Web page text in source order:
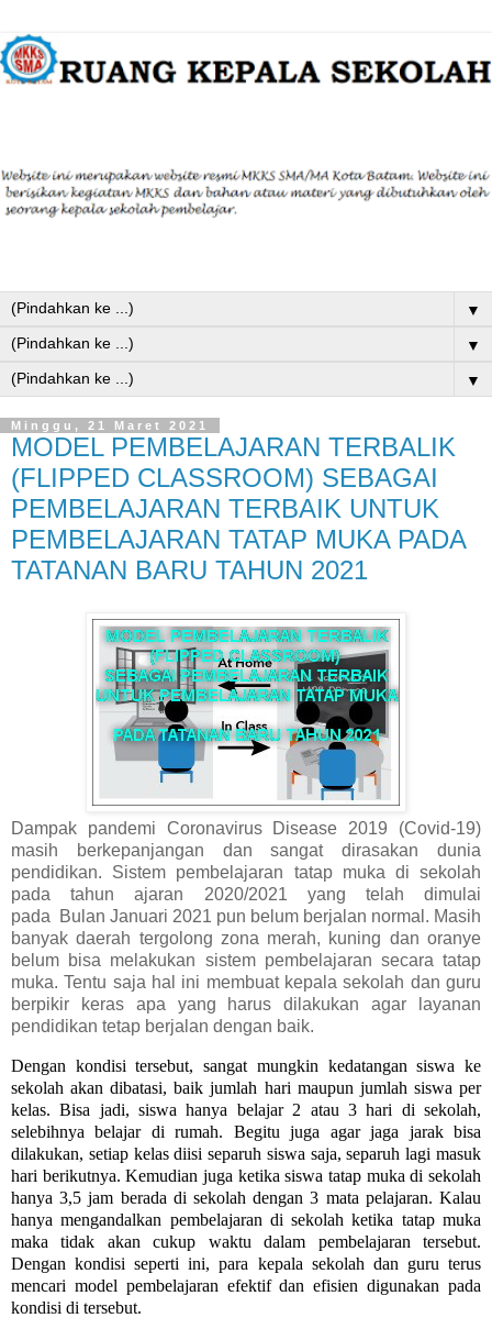
▼
▼
▼
Minggu, 21 Maret 2021
MODEL PEMBELAJARAN TERBALIK
(FLIPPED CLASSROOM) SEBAGAI
PEMBELAJARAN TERBAIK UNTUK
PEMBELAJARAN TATAP MUKA PADA
TATANAN BARU TAHUN 2021
Dampak pandemi Coronavirus Disease 2019 (Covid-19)
masih berkepanjangan dan sangat dirasakan dunia
pendidikan. Sistem pembelajaran tatap muka di sekolah
pada tahun ajaran 2020/2021 yang telah dimulai
pada
Bulan Januari 2021 pun belum berjalan normal. Masih
banyak daerah tergolong zona merah, kuning dan oranye
belum bisa melakukan sistem pembelajaran secara tatap
muka. Tentu saja hal ini membuat kepala sekolah dan guru
berpikir keras apa yang harus dilakukan agar layanan
pendidikan tetap berjalan dengan baik.
Dengan kondisi tersebut, sangat mungkin kedatangan siswa ke
sekolah akan dibatasi, baik jumlah hari maupun jumlah siswa per
kelas. Bisa jadi, siswa hanya belajar 2 atau 3 hari di sekolah,
selebihnya belajar di rumah. Begitu juga agar jaga jarak bisa
dilakukan, setiap kelas diisi separuh siswa saja, separuh lagi masuk
hari berikutnya. Kemudian juga ketika siswa tatap muka di sekolah
hanya 3,5 jam berada di sekolah dengan 3 mata pelajaran. Kalau
hanya mengandalkan pembelajaran di sekolah ketika tatap muka
maka tidak akan cukup waktu dalam pembelajaran tersebut.
Dengan kondisi seperti ini, para kepala sekolah dan guru terus
mencari model pembelajaran efektif dan efisien digunakan pada
kondisi di tersebut.